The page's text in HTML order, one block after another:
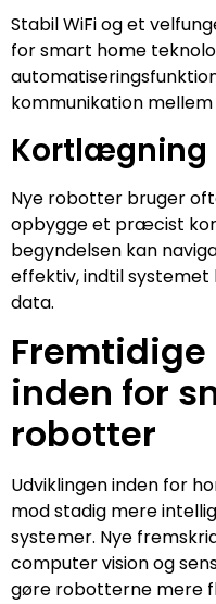
Stabil WiFi og et
for smart home
kommunikation
Kortlægning
Nye robotter bruger
opbygge et præcist
begyndelsen kan
effektiv, indtil
data.
inden for
robotter
Udviklingen inden for
mod stadig mere
systemer. Nye
computer vision og
gøre robotterne mere